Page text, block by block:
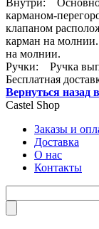
Внутри: Основное
карманом-
клапаном
карман на
на молнии.
Ручки: Ручка
Бесплатная
Вернуться назад
Castel Shop
Заказы и
Доставка
О нас
Контакты